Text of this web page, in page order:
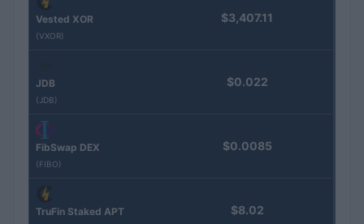
Vested XOR
(VXOR)
$3,407.11
JDB
(JDB)
$0.022
FibSwap DEX
(FIBO)
$0.0085
TruFin Staked APT $8.02